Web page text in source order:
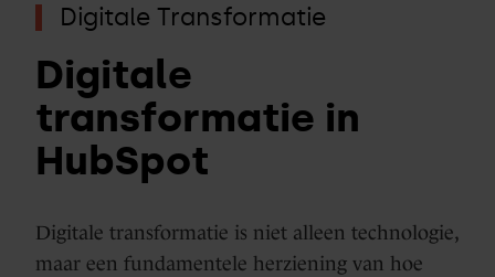
Digitale Transformatie
Digitale
transformatie in
HubSpot
Digitale transformatie is niet alleen technologie,
maar een fundamentele herziening van hoe